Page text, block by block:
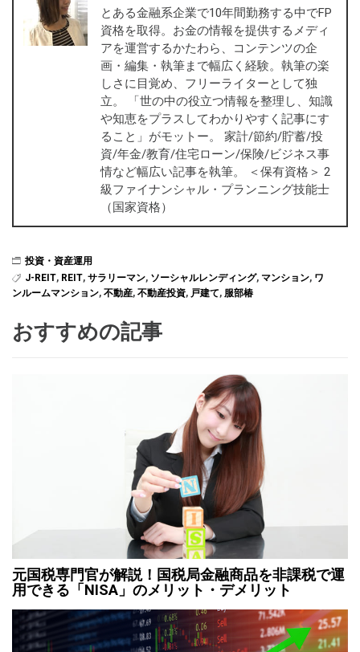
とある金融系企業で10年間勤務する中でFP
資格を取得。お金の情報を提供するメディ
アを運営するかたわら、コンテンツの企
画・編集・執筆まで幅広く経験。執筆の楽
しさに目覚め、フリーライターとして独
立。 「世の中の役立つ情報を整理し、知識
や知恵をプラスしてわかりやすく記事にす
ること」がモットー。 家計/節約/貯蓄/投
資/年金/教育/住宅ローン/保険/ビジネス事
情など幅広い記事を執筆。 ＜保有資格＞ 2
級ファイナンシャル・プランニング技能士
（国家資格）
投資・資産運用
J-REIT, REIT, サラリーマン, ソーシャルレンディング, マンション, ワ
ンルームマンション, 不動産, 不動産投資, 戸建て, 服部椿
おすすめの記事
元国税専門官が解説！国税局金融商品を非課税で運
用できる「NISA」のメリット・デメリット